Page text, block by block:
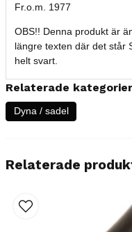
Fr.o.m. 1977
OBS!! Denna produkt är
längre texten där det står
helt svart.
Relaterade kategorier
Dyna / sadel
Relaterade